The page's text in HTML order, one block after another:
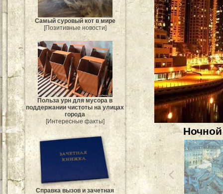
Самый суровый кот в мире
[Позитивные новости]
Польза урн для мусора в
поддержании чистоты на улицах
города
[Интересные факты]
Справка вызов и зачетная